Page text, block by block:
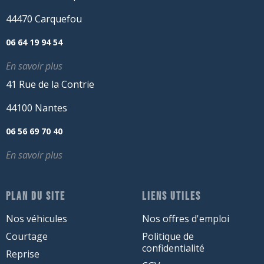
44470 Carquefou
06 64 19 94 54
En savoir plus
41 Rue de la Contrie
44100 Nantes
06 56 69 70 40
En savoir plus
PLAN DU SITE
Nos véhicules
Courtage
Reprise
LIENS UTILES
Nos offres d'emploi
Politique de
confidentialité